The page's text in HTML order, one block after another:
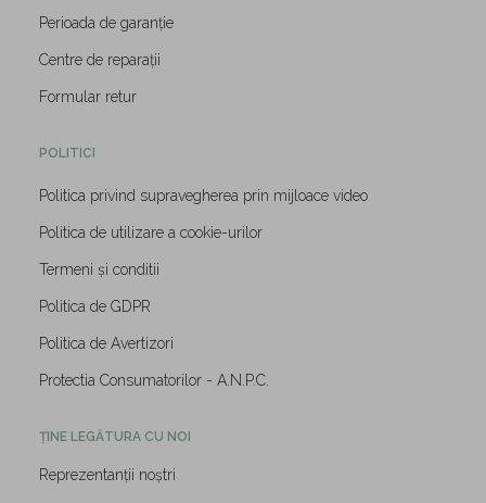
Perioada de garanție
Centre de reparații
Formular retur
POLITICI
Politica privind supravegherea prin mijloace video
Politica de utilizare a cookie-urilor
Termeni și conditii
Politica de GDPR
Politica de Avertizori
Protectia Consumatorilor - A.N.P.C.
ȚINE LEGĂTURA CU NOI
Reprezentanții noștri